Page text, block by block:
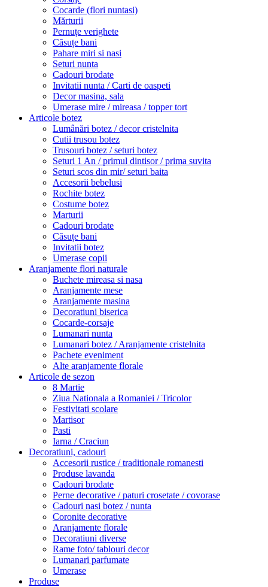
Cocarde (flori nuntasi)
Mărturii
Pernuțe verighete
Căsuțe bani
Pahare miri si nasi
Seturi nunta
Cadouri brodate
Invitatii nunta / Carti de oaspeti
Decor masina, sala
Umerase mire / mireasa / topper tort
Articole botez
Lumânări botez / decor cristelnita
Cutii trusou botez
Trusouri botez / seturi botez
Seturi 1 An / primul dintisor / prima suvita
Seturi scos din mir/ seturi baita
Accesorii bebelusi
Rochite botez
Costume botez
Marturii
Cadouri brodate
Căsuțe bani
Invitatii botez
Umerase copii
Aranjamente flori naturale
Buchete mireasa si nasa
Aranjamente mese
Aranjamente masina
Decoratiuni biserica
Cocarde-corsaje
Lumanari nunta
Lumanari botez / Aranjamente cristelnita
Pachete eveniment
Alte aranjamente florale
Articole de sezon
8 Martie
Ziua Nationala a Romaniei / Tricolor
Festivitati scolare
Martisor
Pasti
Iarna / Craciun
Decoratiuni, cadouri
Accesorii rustice / traditionale romanesti
Produse lavanda
Cadouri brodate
Perne decorative / paturi crosetate / covorase
Cadouri nasi botez / nunta
Coronite decorative
Aranjamente florale
Decoratiuni diverse
Rame foto/ tablouri decor
Lumanari parfumate
Umerase
Produse